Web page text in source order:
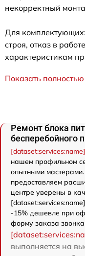
некорректный
Для
строя, отказ в
характеристикам
Показать полностью
Ремонт блока
бесперебойного
нашем профильном
опытными
предоставляем
центре уверены в
-15% дешевле при
форму заказа
выполняется на